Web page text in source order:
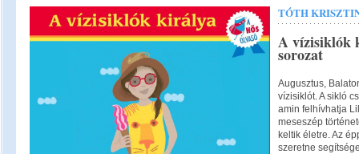
TÓTH
A vízisiklók
sorozat
Augusztus,
vízisiklót. A sikló
amin felhívhatja
meseszép
keltik életre. Az
szeretne